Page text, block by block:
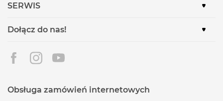
SERWIS
Dołącz do nas!
Obsługa zamówień internetowych